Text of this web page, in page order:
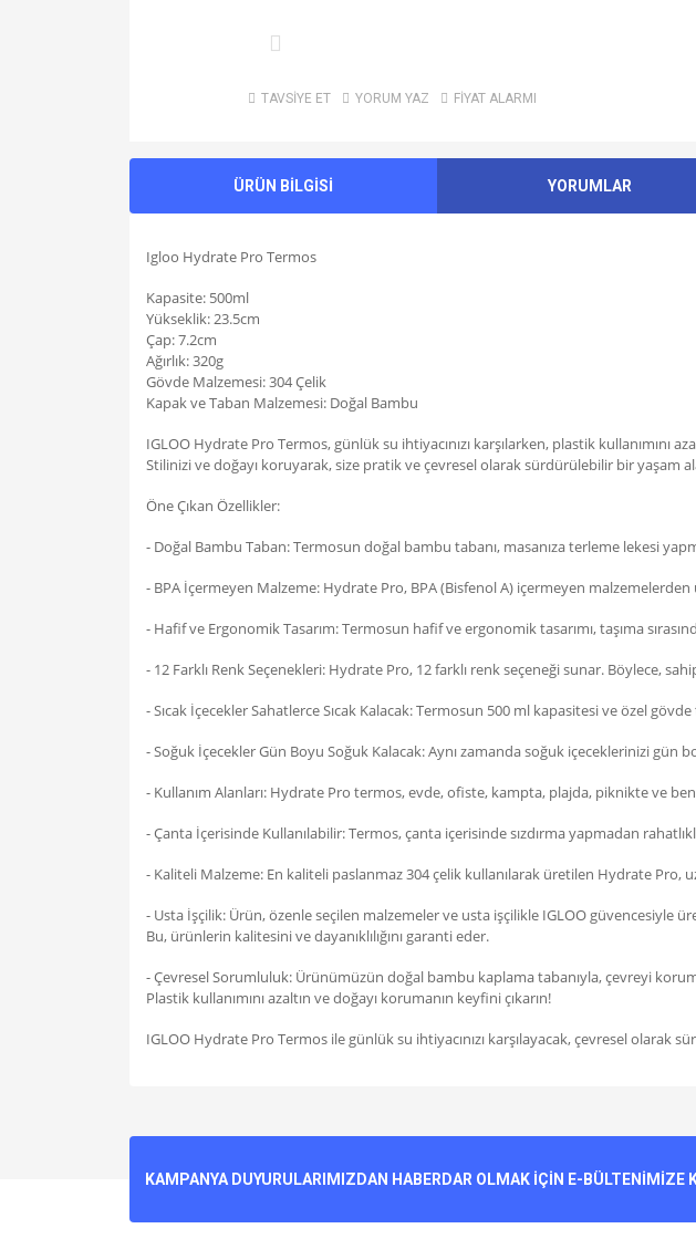
TAVSİYE ET YORUM YAZ FİYAT ALARMI
ÜRÜN BİLGİSİ YORUMLAR
Igloo Hydrate Pro Termos
Kapasite: 500ml
Yükseklik: 23.5cm
Çap: 7.2cm
Ağırlık: 320g
Gövde Malzemesi: 304 Çelik
Kapak ve Taban Malzemesi: Doğal Bambu
IGLOO Hydrate Pro Termos, günlük su ihtiyacınızı karşılarken, plastik
Stilinizi ve doğayı koruyarak, size pratik ve çevresel olarak sürdürülebilir bir yaşam
Öne Çıkan Özellikler:
- Doğal Bambu Taban: Termosun doğal bambu tabanı, masanıza terleme lekesi
- BPA İçermeyen Malzeme: Hydrate Pro, BPA (Bisfenol A) içermeyen malzemelerden
- Hafif ve Ergonomik Tasarım: Termosun hafif ve ergonomik tasarımı, taşıma
- 12 Farklı Renk Seçenekleri: Hydrate Pro, 12 farklı renk seçeneği sunar. Böylece,
- Sıcak İçecekler Sahatlerce Sıcak Kalacak: Termosun 500 ml kapasitesi ve özel
- Soğuk İçecekler Gün Boyu Soğuk Kalacak: Aynı zamanda soğuk içeceklerinizi
- Kullanım Alanları: Hydrate Pro termos, evde, ofiste, kampta, plajda, piknikte ve
- Çanta İçerisinde Kullanılabilir: Termos, çanta içerisinde sızdırma yapmadan
- Kaliteli Malzeme: En kaliteli paslanmaz 304 çelik kullanılarak üretilen Hydrate Pro,
- Usta İşçilik: Ürün, özenle seçilen malzemeler ve usta işçilikle IGLOO güvencesiyle
Bu, ürünlerin kalitesini ve dayanıklılığını garanti eder.
- Çevresel Sorumluluk: Ürünümüzün doğal bambu kaplama tabanıyla, çevreyi
Plastik kullanımını azaltın ve doğayı korumanın keyfini çıkarın!
IGLOO Hydrate Pro Termos ile günlük su ihtiyacınızı karşılayacak, çevresel olarak
Ürün resmi kalitesiz, bozuk veya görüntülenemiyor.
KAMPANYA DUYURULARIMIZDAN HABERDAR OLMAK İÇİN E-BÜLTENİMİZE